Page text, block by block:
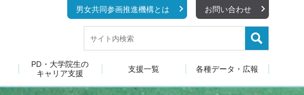
男女共同参画推進機構とは お問い合わせ
PD・大学院生の
キャリア支援
支援一覧 各種データ・広報